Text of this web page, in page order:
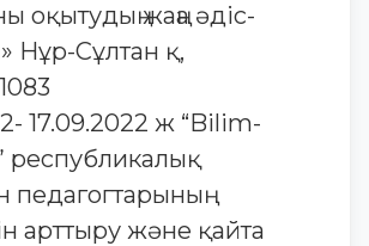
оқытудың жаңа əдіс-
Нұр-Сұлтан қ,
17.09.2022 ж “Bilim-
республикалық
педагогтарының
арттыру жəне қайта